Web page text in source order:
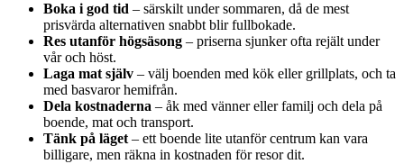
Boka i god tid – särskilt under sommaren, då de mest
prisvärda alternativen snabbt blir fullbokade.
Res utanför högsäsong – priserna sjunker ofta rejält under
vår och höst.
Laga mat själv – välj boenden med kök eller grillplats, och ta
med basvaror hemifrån.
Dela kostnaderna – åk med vänner eller familj och dela på
boende, mat och transport.
Tänk på läget – ett boende lite utanför centrum kan vara
billigare, men räkna in kostnaden för resor dit.